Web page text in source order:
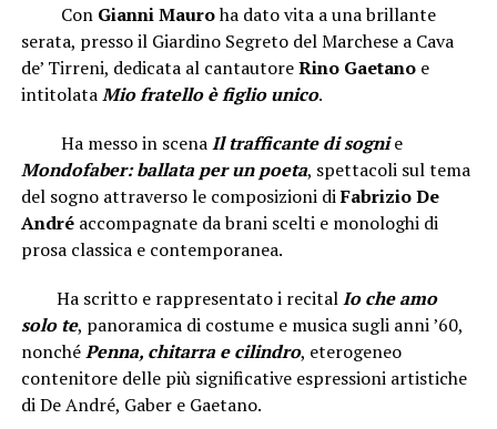
Con Gianni Mauroha dato vita a una brillante
serata, presso il Giardino Segreto del Marchese a Cava
de’ Tirreni, dedicata al cantautoreRino Gaetanoe
intitolataMio fratello è figlio unico.
Ha messo in scenaIl trafficante di sognie
Mondofaber: ballata per un poeta, spettacoli sul tema
del sogno attraverso le composizioni diFabrizio De
Andréaccompagnate da brani scelti e monologhi di
prosa classica e contemporanea.
Ha scritto e rappresentato i recitalIo che amo
solo te, panoramica di costume e musica sugli anni ’60,
nonchéPenna, chitarra e cilindro, eterogeneo
contenitore delle più significative espressioni artistiche
di De André, Gaber e Gaetano.